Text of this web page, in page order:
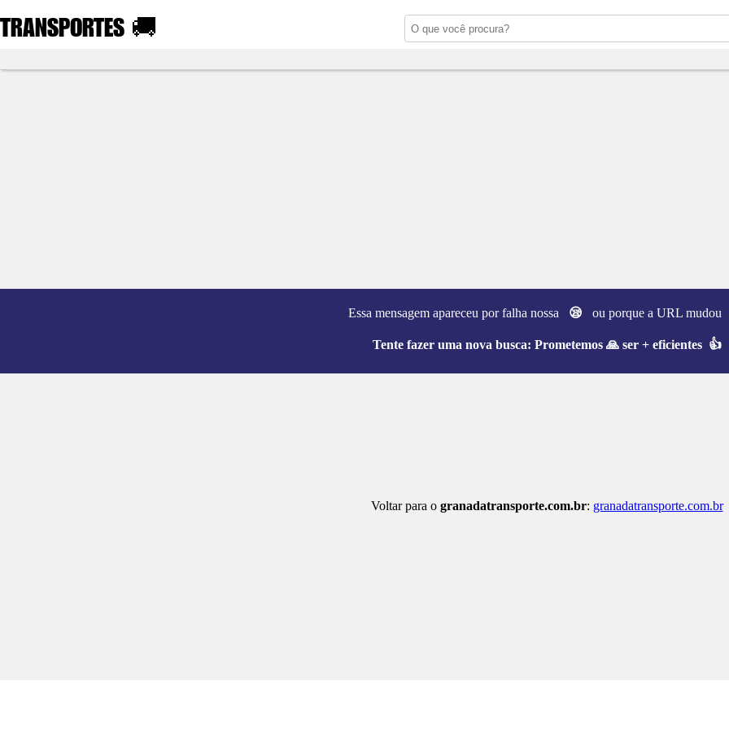
TRANSPORTES 🚚
Essa mensagem apareceu por falha nossa 😪 ou porque a URL
Tente fazer uma nova busca: Prometemos 🙏 ser + eficientes 👍
Voltar para o granadatransporte.com.br: granadatransporte.com.br